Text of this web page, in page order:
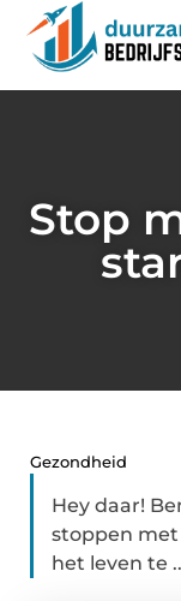
Stop
Gezondheid
Hey daar!
stoppen met
het leven te